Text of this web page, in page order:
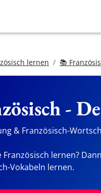
lernen 📚
-
& Französisch-
Französisch lernen?
Vokabeln lernen.